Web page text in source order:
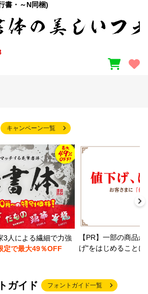
書・～N同梱)
キャンペーン一覧
3人による繊細で力強
定で最大49％OFF
【PR】一部の商品
げ"をはじめること
ガイド フォントガイド一覧